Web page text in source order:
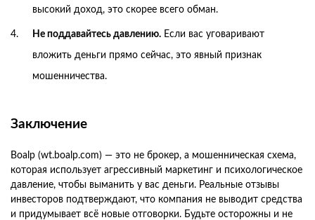
высокий доход, это скорее всего обман.
Не поддавайтесь давлению. Если вас уговаривают
вложить деньги прямо сейчас, это явный признак
мошенничества.
Заключение
Boalp (wt.boalp.com) — это не брокер, а мошенническая схема,
которая использует агрессивный маркетинг и психологическое
давление, чтобы выманить у вас деньги. Реальные отзывы
инвесторов подтверждают, что компания не выводит средства
и придумывает всё новые отговорки. Будьте осторожны и не